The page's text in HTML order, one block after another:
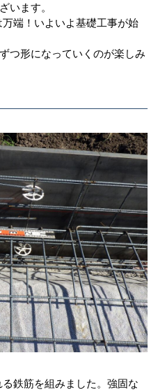
います。
端！いよいよ基礎工事が始
つ形になっていくのが楽しみ
鉄筋を組みました。強固な